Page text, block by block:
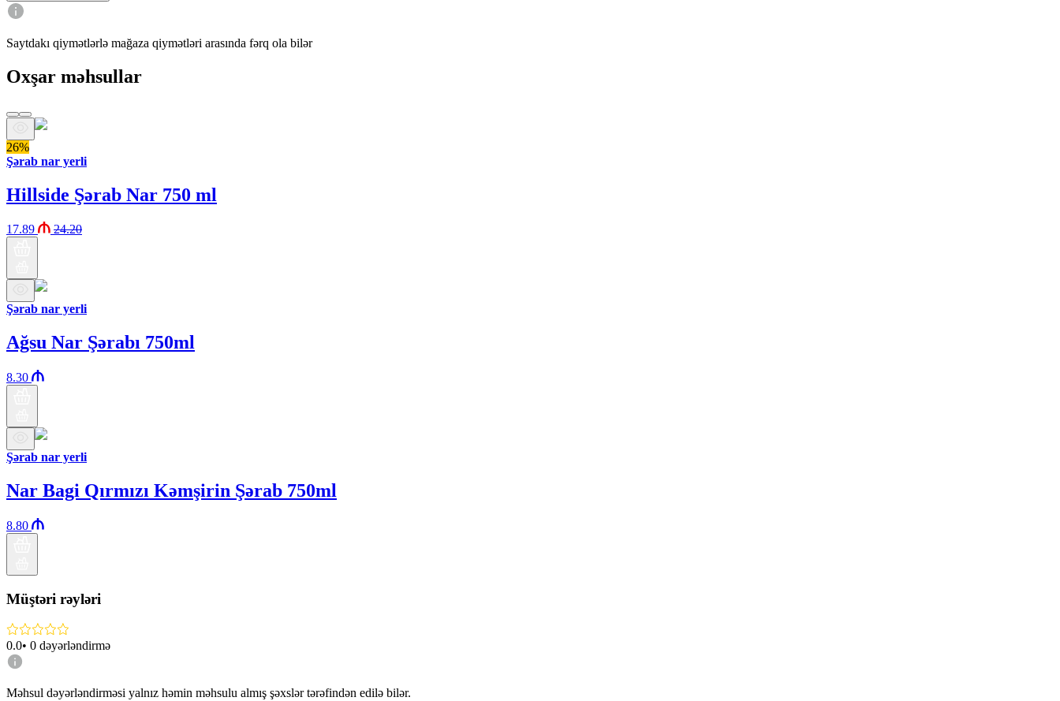
Saytdakı qiymətlərlə mağaza qiymətləri arasında fərq ola bilər
Oxşar məhsullar
26%
Şərab nar yerli
Hillside Şərab Nar 750 ml
17.89 24.20
Şərab nar yerli
Ağsu Nar Şərabı 750ml
8.30
Şərab nar yerli
Nar Bagi Qırmızı Kəmşirin Şərab 750ml
8.80
Müştəri rəyləri
0.0• 0 dəyərləndirmə
Məhsul dəyərləndirməsi yalnız həmin məhsulu almış şəxslər tərəfindən edilə bilər.